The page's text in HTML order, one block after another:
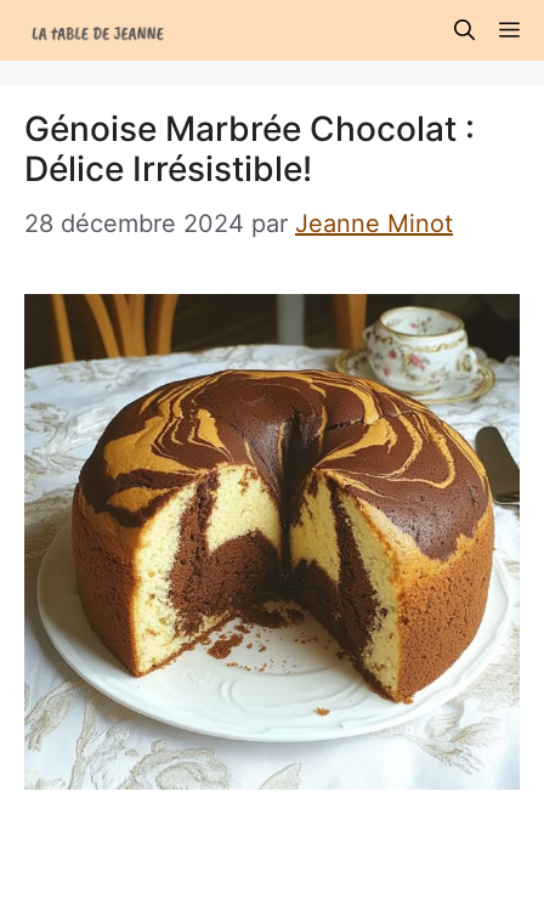
au
Génoise Marbrée Chocolat :
Délice Irrésistible!
28 décembre 2024 par Jeanne Minot